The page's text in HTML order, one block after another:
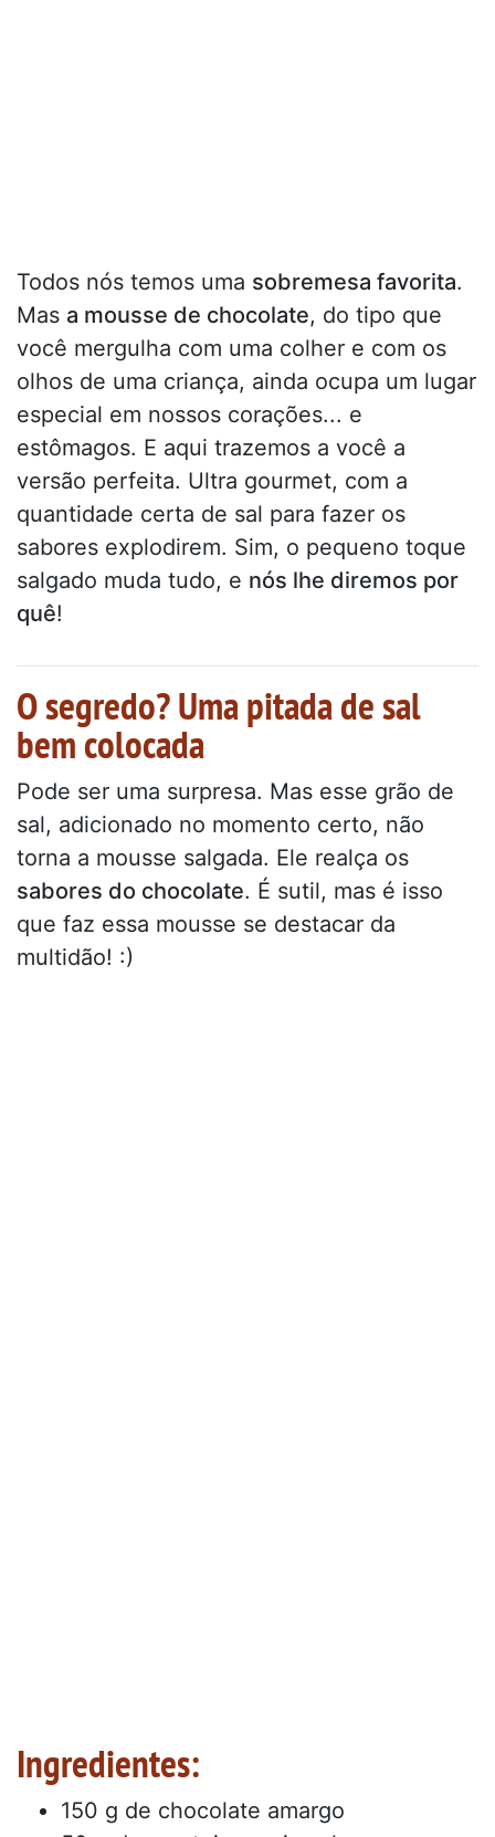
Todos nós temos uma sobremesa favorita.
Mas a mousse de chocolate, do tipo que
você mergulha com uma colher e com os
olhos de uma criança, ainda ocupa um lugar
especial em nossos corações... e
estômagos. E aqui trazemos a você a
versão perfeita. Ultra gourmet, com a
quantidade certa de sal para fazer os
sabores explodirem. Sim, o pequeno toque
salgado muda tudo, e nós lhe diremos por
quê!
O segredo? Uma pitada de sal
bem colocada
Pode ser uma surpresa. Mas esse grão de
sal, adicionado no momento certo, não
torna a mousse salgada. Ele realça os
sabores do chocolate. É sutil, mas é isso
que faz essa mousse se destacar da
multidão! :)
Ingredientes:
150 g de chocolate amargo